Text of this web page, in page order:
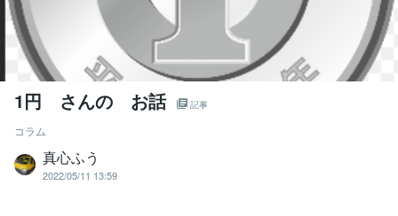
1円 さんの お話 記事
コラム
真心ふう
2022/05/11 13:59